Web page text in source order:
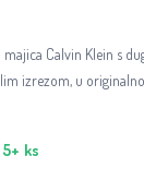
majica Calvin Klein s
izrezom, u
5+ ks